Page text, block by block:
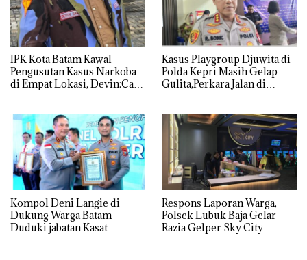
IPK Kota Batam Kawal
Pengusutan Kasus Narkoba
di Empat Lokasi, Devin:Cari
Kasus Playgroup Djuwita di
Polda Kepri Masih Gelap
Gulita,Perkara Jalan di
Kompol Deni Langie di
Dukung Warga Batam
Duduki jabatan Kasat
Respons Laporan Warga,
Polsek Lubuk Baja Gelar
Razia Gelper Sky City